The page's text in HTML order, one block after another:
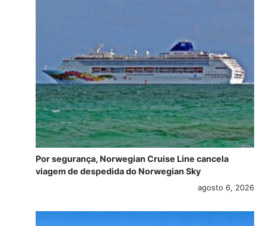
Por segurança, Norwegian Cruise Line cancela
viagem de despedida do Norwegian Sky
agosto 6, 2026